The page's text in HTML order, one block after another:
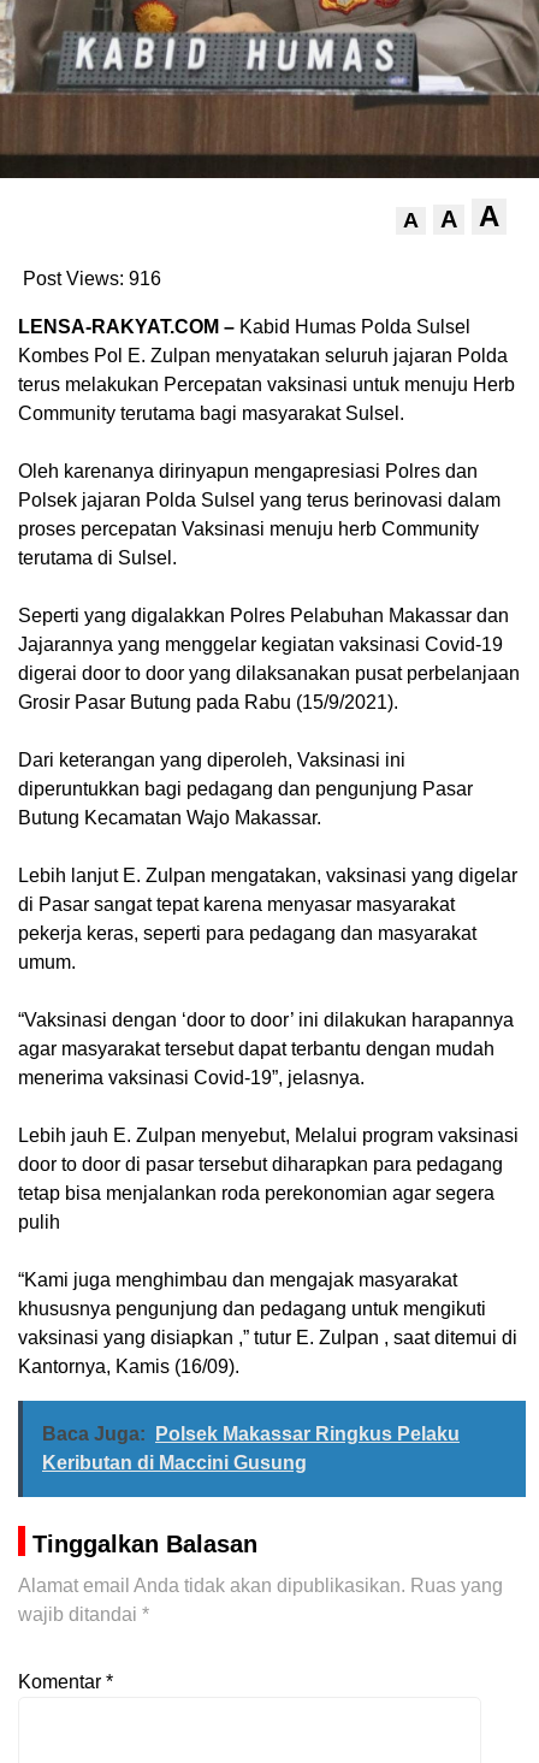
A A A
Post Views: 916
LENSA-RAKYAT.COM – Kabid Humas Polda Sulsel
Kombes Pol E. Zulpan menyatakan seluruh jajaran Polda
terus melakukan Percepatan vaksinasi untuk menuju Herb
Community terutama bagi masyarakat Sulsel.
Oleh karenanya dirinyapun mengapresiasi Polres dan
Polsek jajaran Polda Sulsel yang terus berinovasi dalam
proses percepatan Vaksinasi menuju herb Community
terutama di Sulsel.
Seperti yang digalakkan Polres Pelabuhan Makassar dan
Jajarannya yang menggelar kegiatan vaksinasi Covid-19
digerai door to door yang dilaksanakan pusat perbelanjaan
Grosir Pasar Butung pada Rabu (15/9/2021).
Dari keterangan yang diperoleh, Vaksinasi ini
diperuntukkan bagi pedagang dan pengunjung Pasar
Butung Kecamatan Wajo Makassar.
Lebih lanjut E. Zulpan mengatakan, vaksinasi yang digelar
di Pasar sangat tepat karena menyasar masyarakat
pekerja keras, seperti para pedagang dan masyarakat
umum.
“Vaksinasi dengan ‘door to door’ ini dilakukan harapannya
agar masyarakat tersebut dapat terbantu dengan mudah
menerima vaksinasi Covid-19”, jelasnya.
Lebih jauh E. Zulpan menyebut, Melalui program vaksinasi
door to door di pasar tersebut diharapkan para pedagang
tetap bisa menjalankan roda perekonomian agar segera
pulih
“Kami juga menghimbau dan mengajak masyarakat
khususnya pengunjung dan pedagang untuk mengikuti
vaksinasi yang disiapkan ,” tutur E. Zulpan , saat ditemui di
Kantornya, Kamis (16/09).
Baca Juga:
Polsek Makassar Ringkus Pelaku
Keributan di Maccini Gusung
Tinggalkan Balasan
Alamat email Anda tidak akan dipublikasikan. Ruas yang
wajib ditandai *
Komentar *